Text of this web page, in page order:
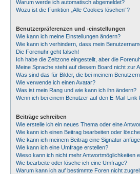
Warum werde ich automatisch abgemeldet?
Wozu ist die Funktion „Alle Cookies löschen“?
Benutzerpräferenzen und -einstellungen
Wie kann ich meine Einstellungen ändern?
Wie kann ich verhindern, dass mein
Die Forenuhr geht falsch!
Ich habe die Zeitzone eingestellt, aber die
Meine Sprache steht auf diesem Board nicht zur
Was sind das für Bilder, die bei meinem
Wie verwende ich einen Avatar?
Was ist mein Rang und wie kann ich ihn ändern?
Wenn ich bei einem Benutzer auf den E-Mail-
Beiträge schreiben
Wie erstelle ich ein neues Thema oder eine
Wie kann ich einen Beitrag bearbeiten oder
Wie kann ich meinem Beitrag eine Signatur
Wie kann ich eine Umfrage erstellen?
Wieso kann ich nicht mehr Antwortmöglichkeiten
Wie bearbeite oder lösche ich eine Umfrage?
Warum kann ich auf bestimmte Foren nicht